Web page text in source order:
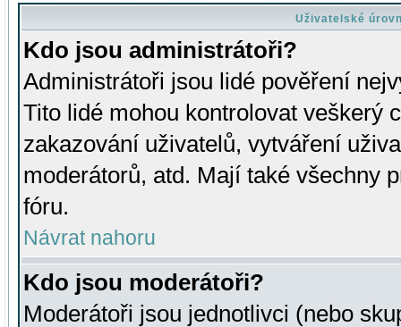
Uživatelské
Kdo jsou administrátoři?
Administrátoři jsou lidé pověření
Tito lidé mohou kontrolovat veškerý
zakazování uživatelů, vytváření
moderátorů, atd. Mají také všechny
fóru.
Návrat nahoru
Kdo jsou moderátoři?
Moderátoři jsou jednotlivci (nebo